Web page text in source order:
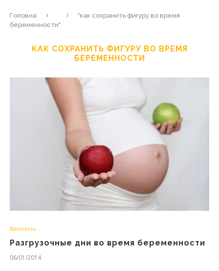
Головна
"как сохранить фигуру во время
беременности"
КАК СОХРАНИТЬ ФИГУРУ ВО ВРЕМЯ
БЕРЕМЕННОСТИ
Вагітність
Разгрузочные дни во время беременности
06/01/2014